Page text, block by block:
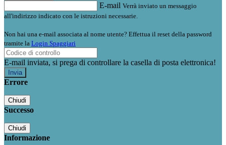
E-mail Verrà inviato un messaggio
all'indirizzo indicato con le istruzioni necessarie.
Non hai una e-mail associata al nome utente? Effettua il reset della password
tramite la Login Spaggiari
E-mail inviata, si prega di controllare la casella di posta elettronica!
Errore
Chiudi
Successo
Chiudi
Informazione